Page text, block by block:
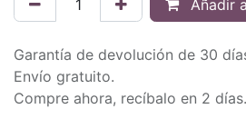
Añadir
Garantía de devolución de 30
Envío gratuito.
Compre ahora, recíbalo en 2 días.